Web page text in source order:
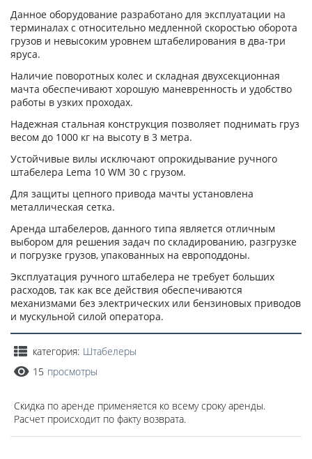
Данное оборудование разработано для эксплуатации на
терминалах с относительно медленной скоростью оборота
грузов и невысоким уровнем штабелирования в два-три
яруса.
Наличие поворотных колес и складная двухсекционная
мачта обеспечивают хорошую маневренность и удобство
работы в узких проходах.
Надежная стальная конструкция позволяет поднимать груз
весом до 1000 кг на высоту в 3 метра.
Устойчивые вилы исключают опрокидывание ручного
штабелера Lema 10 WM 30 с грузом.
Для защиты цепного привода мачты установлена
металлическая сетка.
Аренда штабелеров, данного типа является отличным
выбором для решения задач по складированию, разгрузке
и погрузке грузов, упакованных на европоддоны.
Эксплуатация ручного штабелера не требует больших
расходов, так как все действия обеспечиваются
механизмами без электрических или бензиновых приводов
и мускульной силой оператора.
категория: Штабелеры
15 просмотры
Скидка по аренде применяется ко всему сроку аренды.
Расчет происходит по факту возврата.